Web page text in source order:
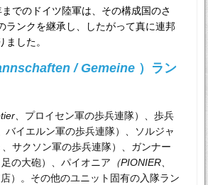
でのドイツ陸軍は、その構成国のさ
ランクを継承し、したがって真に連邦
ました。
/ Gemeine ）ラン
、 プロイセン軍の歩兵連隊）、歩兵
バイエルン軍の歩兵連隊）、ソルジャ
、サクソン軍の歩兵連隊）、ガンナー
足の大砲）、パイオニア （PIONIER、
）。その他のユニット固有の入隊ラン